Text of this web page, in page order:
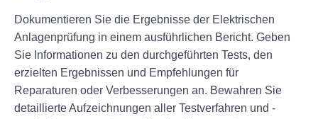
Dokumentieren Sie die Ergebnisse der Elektrischen
Anlagenprüfung in einem ausführlichen Bericht. Geben
Sie Informationen zu den durchgeführten Tests, den
erzielten Ergebnissen und Empfehlungen für
Reparaturen oder Verbesserungen an. Bewahren Sie
detaillierte Aufzeichnungen aller Testverfahren und -